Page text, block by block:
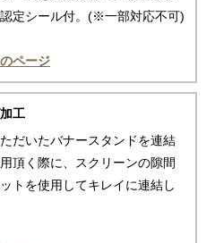
定シール付。(※一部対応不可)
ページ
工
だいたバナースタンドを連結
頂く際に、スクリーンの隙間
トを使用してキレイに連結し